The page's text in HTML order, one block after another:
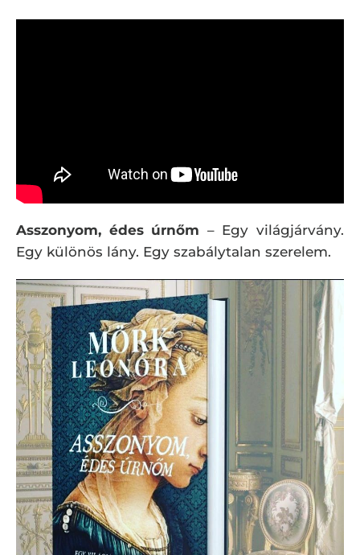
Asszonyom, édes úrnőm – Egy világjárvány.
Egy különös lány. Egy szabálytalan szerelem.